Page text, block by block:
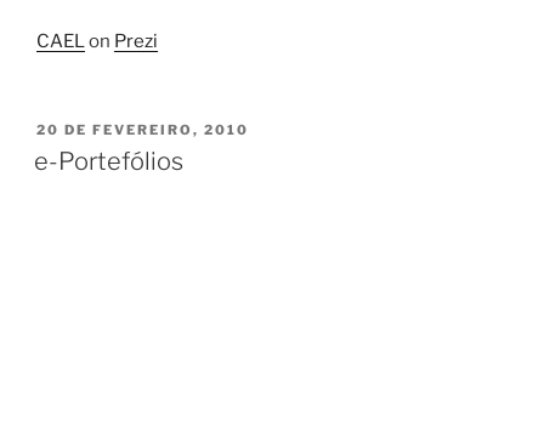
CAEL on Prezi
PUBLICADO
EM
20 DE FEVEREIRO, 2010
e-Portefólios